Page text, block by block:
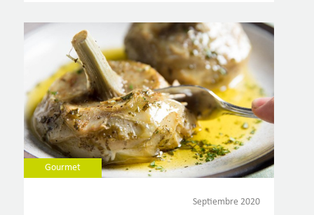
Gourmet
Septiembre 2020